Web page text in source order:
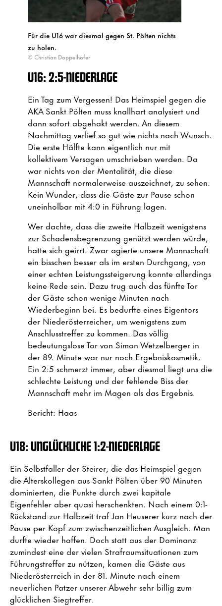
Für die U16 war diesmal gegen St. Pölten nichts
zu holen.
© Christian Doppelhofer
U16: 2:5-NIEDERLAGE
Ein Tag zum Vergessen! Das Heimspiel gegen die
AKA Sankt Pölten muss knallhart analysiert und
dann sofort abgehakt werden. An diesem
Nachmittag verlief so gut wie nichts nach Wunsch.
Die erste Hälfte kann eigentlich nur mit
kollektivem Versagen umschrieben werden. Da
war nichts von der Mentalität, die diese
Mannschaft normalerweise auszeichnet, zu sehen.
Kein Wunder, dass die Gäste zur Pause schon
uneinholbar mit 4:0 in Führung lagen.
Wer dachte, dass die zweite Halbzeit wenigstens
zur Schadensbegrenzung genützt werden würde,
hatte sich geirrt. Zwar agierte unsere Mannschaft
ein bisschen besser als im ersten Durchgang, von
einer echten Leistungssteigerung konnte allerdings
keine Rede sein. Dazu trug auch das fünfte Tor
der Gäste schon wenige Minuten nach
Wiederbeginn bei. Es bedurfte eines Eigentors
der Niederösterreicher, um wenigstens zum
Anschlusstreffer zu kommen. Das völlig
bedeutungslose Tor von Simon Wetzelberger in
der 89. Minute war nur noch Ergebniskosmetik.
Ein 2:5 schmerzt immer, aber diesmal liegt uns die
schlechte Leistung und der fehlende Biss der
Mannschaft mehr im Magen als das Ergebnis.
Bericht: Haas
U18: UNGLÜCKLICHE 1:2-NIEDERLAGE
Ein Selbstfaller der Steirer, die das Heimspiel gegen
die Alterskollegen aus Sankt Pölten über 90 Minuten
dominierten, die Punkte durch zwei kapitale
Eigenfehler aber quasi herschenkten. Nach einem 0:1-
Rückstand zur Halbzeit traf Jan Heuserer kurz nach der
Pause per Kopf zum zwischenzeitlichen Ausgleich. Man
durfte wieder hoffen. Doch statt aus der Dominanz
zumindest eine der vielen Strafraumsituationen zum
Führungstreffer zu nützen, kamen die Gäste aus
Niederösterreich in der 81. Minute nach einem
neuerlichen Patzer unserer Abwehr sehr billig zum
glücklichen Siegtreffer.